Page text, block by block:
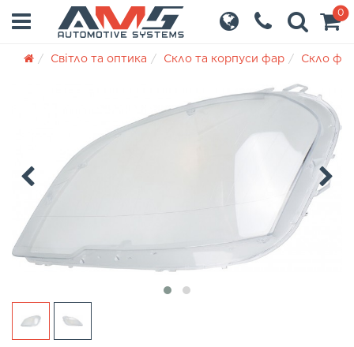
0
Світло та оптика Скло та корпуси фар Скло